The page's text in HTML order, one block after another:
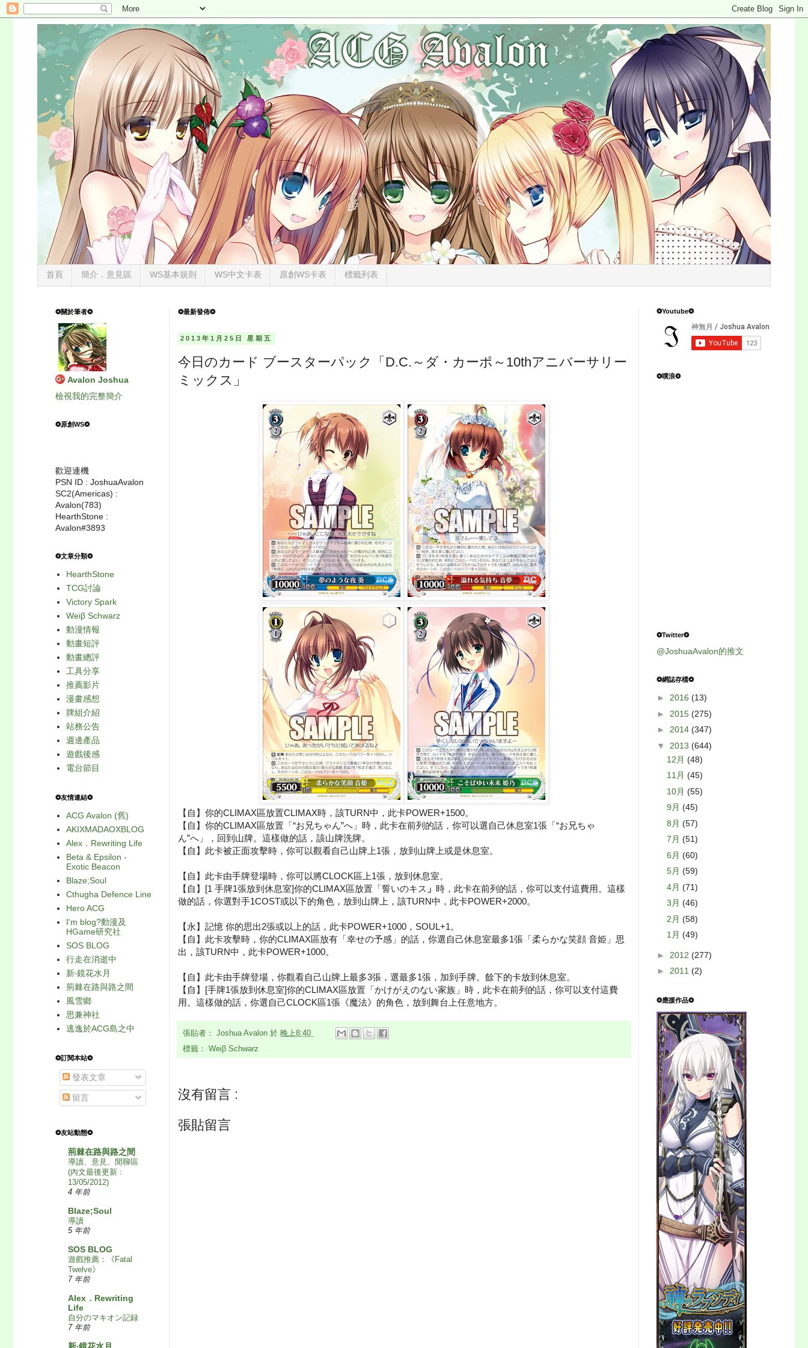
首頁 簡介．意見區 WS基本規則 WS中文卡表 原創WS卡表 標籤列表
❂最新發佈❂
2013年1月25日 星期五
今日のカード ブースターパック「D.C.～ダ・カーポ～10thアニバーサリー
ミックス」
【自】你的CLIMAX區放置CLIMAX時，該TURN中，此卡POWER+1500。
【自】你的CLIMAX區放置「“お兄ちゃん”へ」時，此卡在前列的話，你可以選自己休息室1張「“お兄ちゃ
ん”へ」，回到山牌。這樣做的話，該山牌洗牌。
【自】此卡被正面攻擊時，你可以觀看自己山牌上1張，放到山牌上或是休息室。
【自】此卡由手牌登場時，你可以將CLOCK區上1張，放到休息室。
【自】[1 手牌1張放到休息室]你的CLIMAX區放置「誓いのキス 」 時，此卡在前列的話，你可以支付這費用。這樣
做的話，你選對手1COST或以下的角色，放到山牌上，該TURN中，此卡POWER+2000。
【永】記憶 你的思出2張或以上的話，此卡POWER+1000，SOUL+1。
【自】此卡攻擊時，你的CLIMAX區放有「幸せの予感」的話，你選自己休息室最多1張「柔らかな笑顔 音姫」思
出，該TURN中，此卡POWER+1000。
【自】此卡由手牌登場，你觀看自己山牌上最多3張，選最多1張，加到手牌。餘下的卡放到休息室。
【自】[手牌1張放到休息室]你的CLIMAX區放置「かけがえのない家族」時，此卡在前列的話，你可以支付這費
用。這樣做的話，你選自己CLOCK區1張《魔法》的角色，放到舞台上任意地方。
張貼者： Joshua Avalon 於 晚上8:40
標籤： Weiβ Schwarz
沒有留言 :
張貼留言
❂關於筆者❂
Avalon Joshua
檢視我的完整簡介
❂原創WS❂
歡迎連機
PSN ID : JoshuaAvalon
SC2(Americas) :
Avalon(783)
HearthStone :
Avalon#3893
❂文章分類❂
HearthStone
TCG討論
Victory Spark
Weiβ Schwarz
動漫情報
動畫短評
動畫總評
工具分享
推薦影片
漫畫感想
牌組介紹
站務公告
週邊產品
遊戲後感
電台節目
❂友情連結❂
ACG Avalon (舊)
AKIXMADAOXBLOG
Alex．Rewriting Life
Beta & Epsilon -
Exotic Beacon
Blaze;Soul
Cthugha Defence Line
Hero ACG
I'm blog?動漫及
HGame研究社
SOS BLOG
行走在消逝中
新‧鏡花水月
荊棘在路與路之間
風雪鄉
思兼神社
逃逸於ACG島之中
❂訂閱本站❂
發表文章
留言
❂友站動態❂
荊棘在路與路之間
導讀、意見、閒聊區
(內文最後更新﹕
13/05/2012)
4 年前
Blaze;Soul
導讀
5 年前
SOS BLOG
遊戲推薦：《Fatal
Twelve》
7 年前
Alex．Rewriting
Life
自分のマキオン記録
7 年前
❂Youtube❂
❂噗浪❂
❂Twitter❂
@JoshuaAvalon的推文
❂網誌存檔❂
► 2016 (13)
► 2015 (275)
► 2014 (347)
▼ 2013 (644)
12月 (48)
11月 (45)
10月 (55)
9月 (45)
8月 (57)
7月 (51)
6月 (60)
5月 (59)
4月 (71)
3月 (46)
2月 (58)
1月 (49)
► 2012 (277)
► 2011 (2)
❂應援作品❂